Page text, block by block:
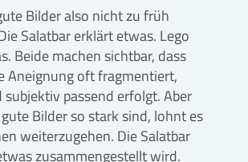
Bilder also nicht zu früh
Salatbar erklärt etwas. Lego
Beide machen sichtbar, dass
Aneignung oft fragmentiert,
passend erfolgt. Aber
Bilder so stark sind, lohnt es
weiterzugehen. Die Salatbar
zusammengestellt wird.